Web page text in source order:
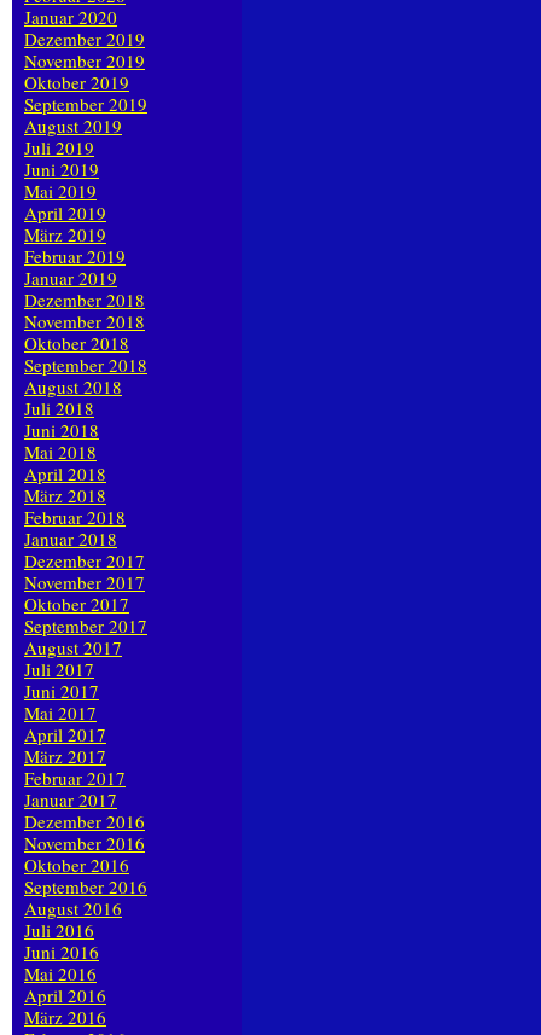
Januar 2020
Dezember 2019
November 2019
Oktober 2019
September 2019
August 2019
Juli 2019
Juni 2019
Mai 2019
April 2019
März 2019
Februar 2019
Januar 2019
Dezember 2018
November 2018
Oktober 2018
September 2018
August 2018
Juli 2018
Juni 2018
Mai 2018
April 2018
März 2018
Februar 2018
Januar 2018
Dezember 2017
November 2017
Oktober 2017
September 2017
August 2017
Juli 2017
Juni 2017
Mai 2017
April 2017
März 2017
Februar 2017
Januar 2017
Dezember 2016
November 2016
Oktober 2016
September 2016
August 2016
Juli 2016
Juni 2016
Mai 2016
April 2016
März 2016